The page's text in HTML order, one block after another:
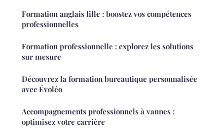
Formation anglais lille : boostez vos compétences
professionnelles
Formation professionnelle : explorez les solutions
sur mesure
Découvrez la formation bureautique personnalisée
avec Évoléo
Accompagnements professionnels à vannes :
optimisez votre carrière